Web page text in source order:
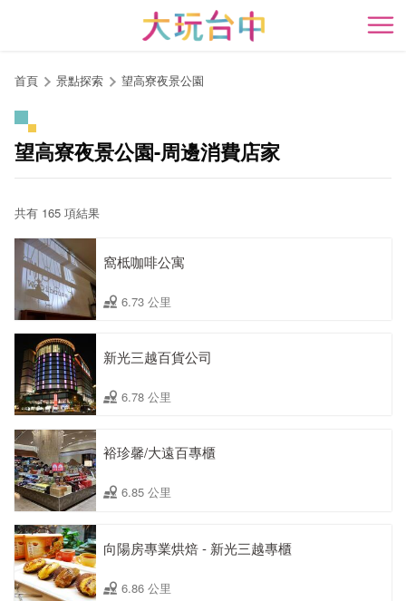
開
首頁 景點探索 望高寮夜景公園
望高寮夜景公園-周邊消費店家
共有 165 項結果
窩柢咖啡公寓
6.73 公里
新光三越百貨公司
6.78 公里
裕珍馨/大遠百專櫃
6.85 公里
向陽房專業烘焙 - 新光三越專櫃
6.86 公里